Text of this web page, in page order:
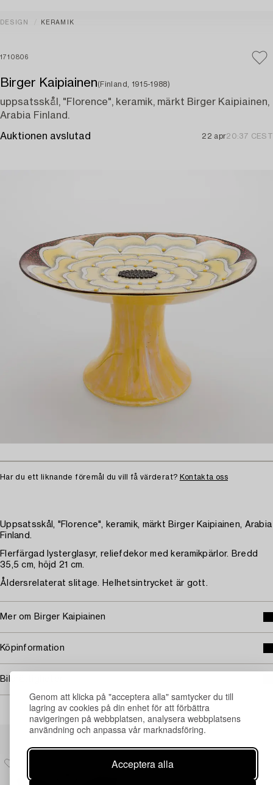
Genom att klicka på "acceptera alla" samtycker du till
lagring av cookies på din enhet för att förbättra
navigeringen på webbplatsen, analysera webbplatsens
användning och anpassa vår marknadsföring.
Acceptera alla
DESIGN KERAMIK
1710806
Birger Kaipiainen(Finland, 1915-1988)
uppsatsskål, "Florence", keramik, märkt Birger Kaipiainen,
Arabia Finland.
Auktionen avslutad 22 apr20:37 CEST
Har du ett liknande föremål du vill få värderat? Kontakta oss
Uppsatsskål, "Florence", keramik, märkt Birger Kaipiainen, Arabia
Finland.
Flerfärgad lysterglasyr, reliefdekor med keramikpärlor. Bredd
35,5 cm, höjd 21 cm.
Åldersrelaterat slitage. Helhetsintrycket är gott.
Mer om Birger Kaipiainen
Köpinformation
Bildrättigheter
Andra har även tittat på